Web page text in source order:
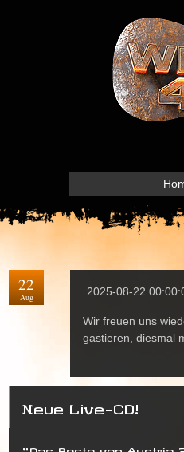
22
Aug 2025-08-22
Wir freuen uns
gastieren, diesmal
Neue Live-CD!
"Das Beste von Austria